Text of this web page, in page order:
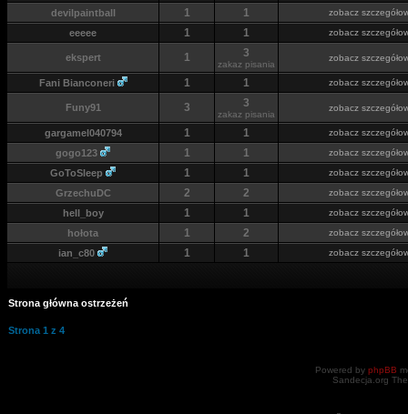
devilpaintball 1 1 zobacz
eeeee 1 1 zobacz
ekspert 1 3
zakaz pisania
zobacz
Fani Bianconeri 1 1 zobacz
Funy91 3 3
zakaz pisania
zobacz
gargamel040794 1 1 zobacz
gogo123 1 1 zobacz
GoToSleep 1 1 zobacz
GrzechuDC 2 2 zobacz
hell_boy 1 1 zobacz
hołota 1 2 zobacz
ian_c80 1 1 zobacz
Strona główna ostrzeżeń
Strona 1 z 4
Powered by phpBB
Sandecja.org